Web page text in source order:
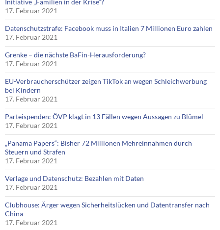
Initiative „Familien in der Krise“?
17. Februar 2021
Datenschutzstrafe: Facebook muss in Italien 7 Millionen Euro zahlen
17. Februar 2021
Grenke – die nächste BaFin-Herausforderung?
17. Februar 2021
EU-Verbraucherschützer zeigen TikTok an wegen Schleichwerbung
bei Kindern
17. Februar 2021
Parteispenden: ÖVP klagt in 13 Fällen wegen Aussagen zu Blümel
17. Februar 2021
„Panama Papers“: Bisher 72 Millionen Mehreinnahmen durch
Steuern und Strafen
17. Februar 2021
Verlage und Datenschutz: Bezahlen mit Daten
17. Februar 2021
Clubhouse: Ärger wegen Sicherheitslücken und Datentransfer nach
China
17. Februar 2021